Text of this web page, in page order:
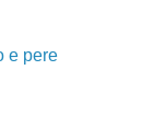
e pere